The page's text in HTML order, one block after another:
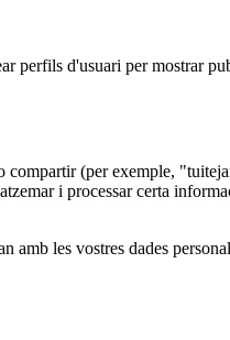
perfils d'usuari per mostrar
(per exemple,
i processar certa
les vostres dades